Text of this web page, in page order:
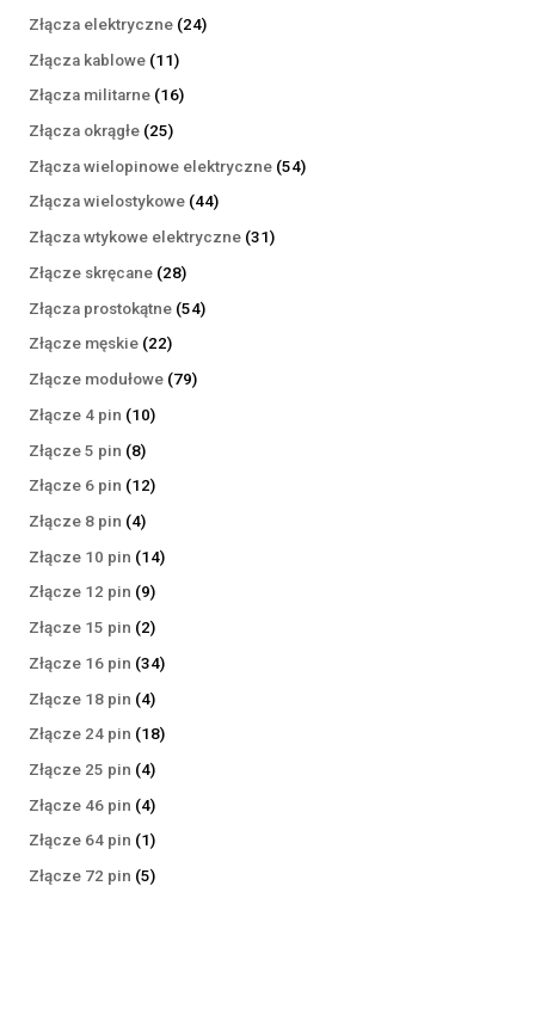
produkty
Złącza elektryczne 2424
Złącza kablowe 1111
produktów
Złącza militarne 1616
Złącza okrągłe 2525
produktów
Złącza wielopinowe elektryczne 5454
Złącza wielostykowe 4444
produkty
Złącza wtykowe elektryczne 3131
Złącze skręcane 2828
produktów
Złącza prostokątne 5454
Złącze męskie 2222
produkty
Złącze modułowe 7979
Złącze 4 pin 1010
Złącze 5 pin 88
produktów
Złącze 6 pin 1212
Złącze 8 pin 44
produkty
Złącze 10 pin 1414
Złącze 12 pin 99
produktów
Złącze 15 pin 22
produkty
Złącze 16 pin 3434
Złącze 18 pin 44
produkty
Złącze 24 pin 1818
Złącze 25 pin 44
produkty
Złącze 46 pin 44
produkty
Złącze 64 pin 11
produkt
Złącze 72 pin 55